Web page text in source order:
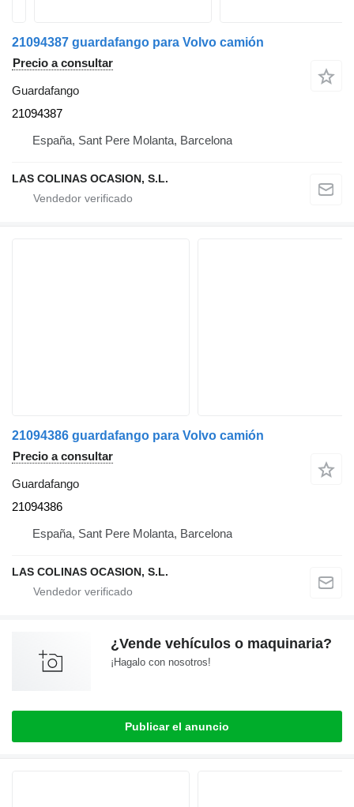
21094387 guardafango para Volvo camión
Precio a consultar
Guardafango
21094387
España, Sant Pere Molanta, Barcelona
LAS COLINAS OCASION, S.L.
21094386 guardafango para Volvo camión
Precio a consultar
Guardafango
21094386
España, Sant Pere Molanta, Barcelona
LAS COLINAS OCASION, S.L.
¿Vende vehículos o maquinaria?
¡Hagalo con nosotros!
Publicar el anuncio